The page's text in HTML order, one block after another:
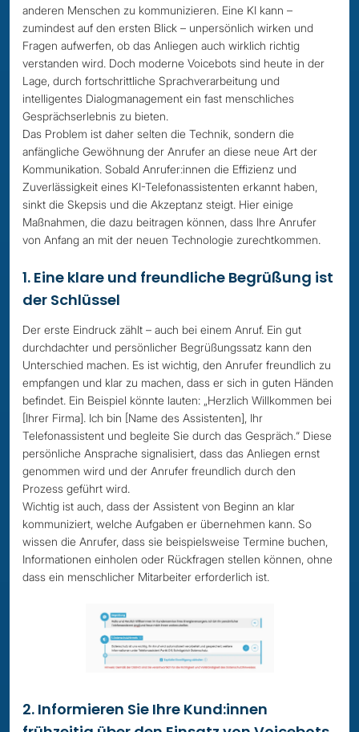
anderen Menschen zu kommunizieren. Eine KI kann –
zumindest auf den ersten Blick – unpersönlich wirken und
Fragen aufwerfen, ob das Anliegen auch wirklich richtig
verstanden wird. Doch moderne Voicebots sind heute in der
Lage, durch fortschrittliche Sprachverarbeitung und
intelligentes Dialogmanagement ein fast menschliches
Gesprächserlebnis zu bieten.
Das Problem ist daher selten die Technik, sondern die
anfängliche Gewöhnung der Anrufer an diese neue Art der
Kommunikation. Sobald Anrufer:innen die Effizienz und
Zuverlässigkeit eines KI-Telefonassistenten erkannt haben,
sinkt die Skepsis und die Akzeptanz steigt. Hier einige
Maßnahmen, die dazu beitragen können, dass Ihre Anrufer
von Anfang an mit der neuen Technologie zurechtkommen.
1. Eine klare und freundliche Begrüßung ist
der Schlüssel
Der erste Eindruck zählt – auch bei einem Anruf. Ein gut
durchdachter und persönlicher Begrüßungssatz kann den
Unterschied machen. Es ist wichtig, den Anrufer freundlich zu
empfangen und klar zu machen, dass er sich in guten Händen
befindet. Ein Beispiel könnte lauten: „Herzlich Willkommen bei
[Ihrer Firma]. Ich bin [Name des Assistenten], Ihr
Telefonassistent und begleite Sie durch das Gespräch.“ Diese
persönliche Ansprache signalisiert, dass das Anliegen ernst
genommen wird und der Anrufer freundlich durch den
Prozess geführt wird.
Wichtig ist auch, dass der Assistent von Beginn an klar
kommuniziert, welche Aufgaben er übernehmen kann. So
wissen die Anrufer, dass sie beispielsweise Termine buchen,
Informationen einholen oder Rückfragen stellen können, ohne
dass ein menschlicher Mitarbeiter erforderlich ist.
2. Informieren Sie Ihre Kund:innen